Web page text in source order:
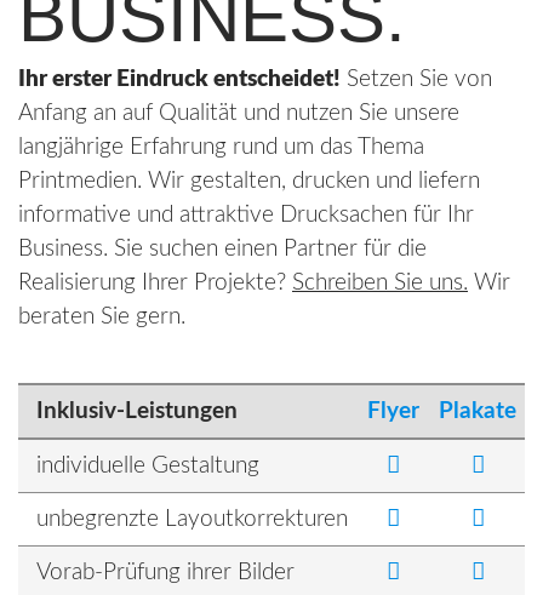
BUSINESS.
Ihr erster Eindruck entscheidet! Setzen Sie von
Anfang an auf Qualität und nutzen Sie unsere
langjährige Erfahrung rund um das Thema
Printmedien. Wir gestalten, drucken und liefern
informative und attraktive Drucksachen für Ihr
Business. Sie suchen einen Partner für die
Realisierung Ihrer Projekte? Schreiben Sie uns. Wir
beraten Sie gern.
Inklusiv-Leistungen Flyer Plakate
individuelle Gestaltung
unbegrenzte Layoutkorrekturen
Vorab-Prüfung ihrer Bilder